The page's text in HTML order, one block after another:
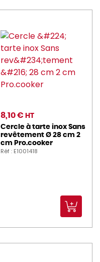
8,10 € HT
Cercle à tarte inox Sans
revêtement Ø 28 cm 2
cm Pro.cooker
Réf : E1001418